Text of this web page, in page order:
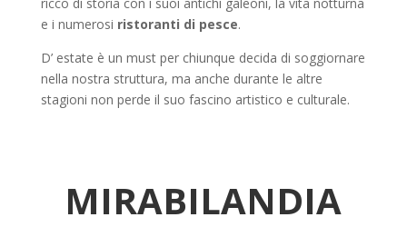
e i numerosi ristoranti di pesce.
D’ estate è un must per chiunque decida di soggiornare
nella nostra struttura, ma anche durante le altre
stagioni non perde il suo fascino artistico e culturale.
MIRABILANDIA